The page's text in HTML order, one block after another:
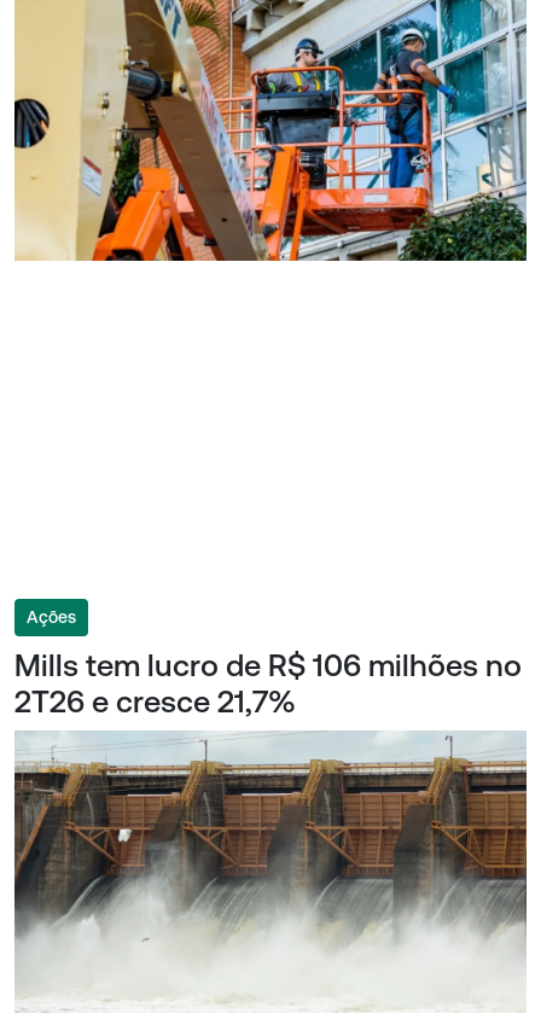
Ações
Mills tem lucro de R$ 106 milhões no
2T26 e cresce 21,7%